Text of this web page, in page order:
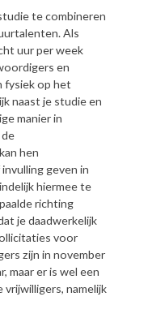
te combineren
Als
uur per week
en
fysiek op het
naast je studie en
manier in
hen
geven in
hiermee te
richting
je daadwerkelijk
voor
zijn in november
maar er is wel een
namelijk